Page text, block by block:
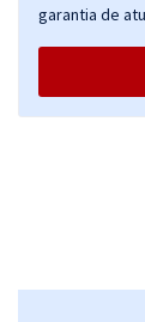
garantia de